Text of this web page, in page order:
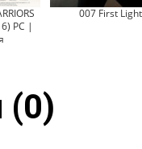
PC |
007 First Light
(0)